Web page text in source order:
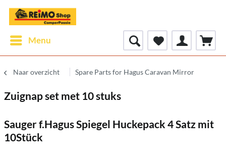
Menu
Naar overzicht Spare Parts for Hagus Caravan Mirror
Zuignap set met 10 stuks
Sauger f.Hagus Spiegel Huckepack 4 Satz mit
10Stück